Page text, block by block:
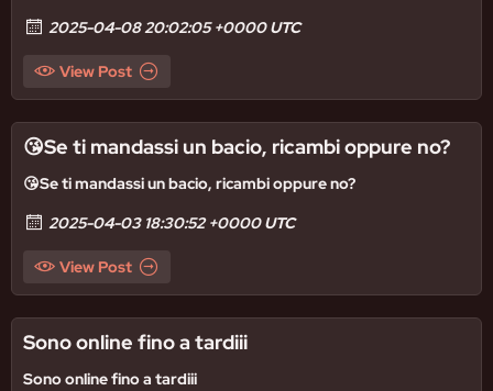
2025-04-08 20:02:05 +0000 UTC
View Post
😘Se ti mandassi un bacio, ricambi oppure no?
😘Se ti mandassi un bacio, ricambi oppure no?
2025-04-03 18:30:52 +0000 UTC
View Post
Sono online fino a tardiii
Sono online fino a tardiii